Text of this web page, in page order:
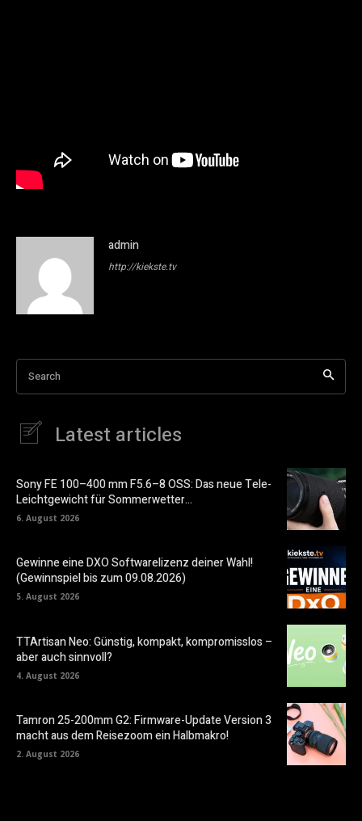
admin
http://kiekste.tv
Search
Latest articles
Sony FE 100–400 mm F5.6–8 OSS: Das neue Tele-
Leichtgewicht für Sommerwetter…
6. August 2026
Gewinne eine DXO Softwarelizenz deiner Wahl!
(Gewinnspiel bis zum 09.08.2026)
5. August 2026
TTArtisan Neo: Günstig, kompakt, kompromisslos –
aber auch sinnvoll?
4. August 2026
Tamron 25-200mm G2: Firmware-Update Version 3
macht aus dem Reisezoom ein Halbmakro!
2. August 2026